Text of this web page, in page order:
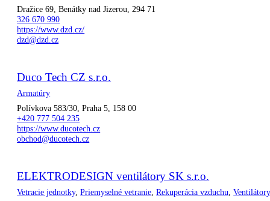
Dražice 69, Benátky nad Jizerou, 294 71
326 670 990
https://www.dzd.cz/
dzd@dzd.cz
Duco Tech CZ s.r.o.
Armatúry
Polívkova 583/30, Praha 5, 158 00
+420 777 504 235
https://www.ducotech.cz
obchod@ducotech.cz
ELEKTRODESIGN ventilátory SK s.r.o.
Vetracie jednotky,Priemyselné vetranie,Rekuperácia vzduchu,Ventilátory